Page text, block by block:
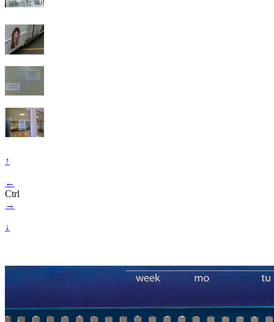
↑
←
Ctrl
→
↓